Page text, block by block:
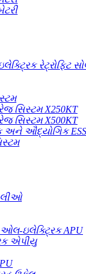
રેટ્રોફિટ
સિસ્ટમ X250KT
સિસ્ટમ X500KT
અને ઔદ્યોગિક ESS
ઇલેક્ટ્રિક APU
એપીયુ